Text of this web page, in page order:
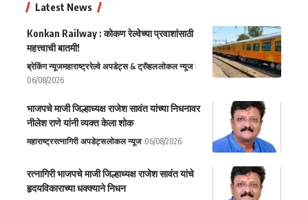
Latest News
Konkan Railway : कोकण रेल्वेच्या प्रवाशांसाठी
महत्त्वाची बातमी!
ब्रेकिंग न्यूजमहाराष्ट्ररेल्वे अपडेट्स & ट्रॅव्हललोकल न्यूज
06/08/2026
भाजपचे माजी जिल्हाध्यक्ष राजेश सावंत यांच्या निधनावर
नीलेश राणे यांनी व्यक्त केला शोक
महाराष्ट्ररत्नागिरी अपडेट्सलोकल न्यूज 06/08/2026
रत्नागिरी भाजपचे माजी जिल्हाध्यक्ष राजेश सावंत यांचे
हृदयविकाराच्या धक्क्याने निधन